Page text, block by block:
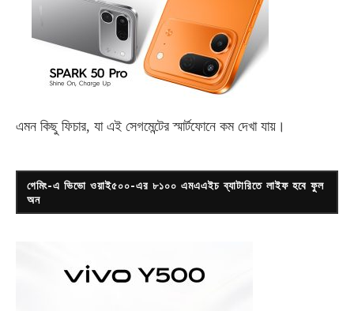
এমন কিছু ফিচার, যা এই সেগমেন্টের স্মার্টফোনে কম দেখা যায়।
গেমিং-এ ভিভো ওয়াই৫০০-এর ৮১০০ এমএএইচ ব্যাটারিতে লাইফ হবে ফুল
অন